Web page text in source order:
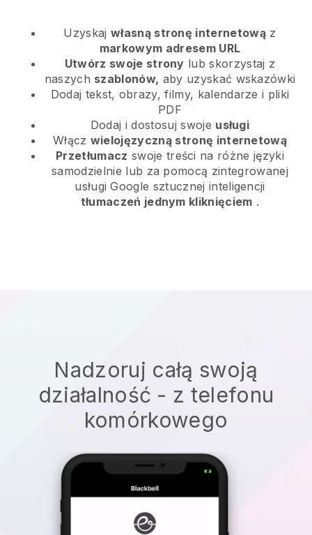
Uzyskaj własną stronę internetowąz
markowym adresem URL
Utwórz swoje strony lub skorzystaj z
naszych szablonów, aby uzyskać wskazówki
Dodaj tekst, obrazy, filmy, kalendarze i pliki
PDF
Dodaj i dostosuj swoje usługi
Włącz wielojęzyczną stronę internetową
Przetłumacz swoje treści na różne języki
samodzielnie lub za pomocą zintegrowanej
usługi Google sztucznej inteligencji
tłumaczeń jednym kliknięciem .
Nadzoruj całą swoją
działalność - z telefonu
komórkowego